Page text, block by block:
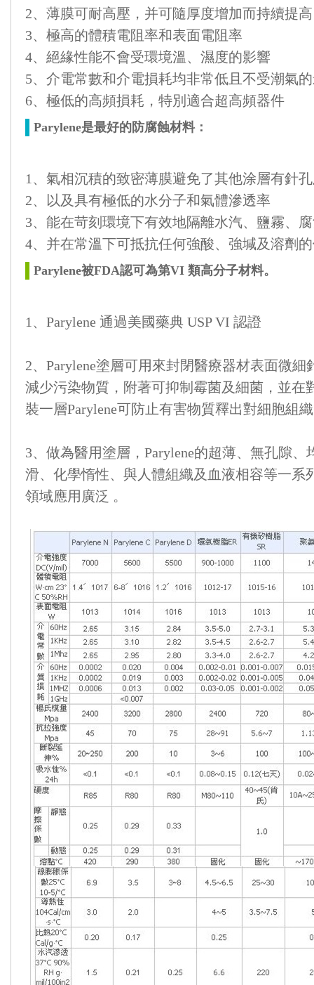
2、薄膜可耐高壓，并可隨厚度增加而持續提高
3、極高的體積電阻率和表面電阻率
4、絕緣性能不會受環境溫、濕度的影響
5、介電常數和介電損耗均非常低且不受潮氣
6、極低的高頻損耗，特別適合超高頻器件
Parylene是最好的防腐蝕材料：
1、氣相沉積的致密薄膜避免了其他涂層有針
2、以及具有極低的水分子和氣體滲透率
3、能在苛刻環境下有效地隔離水汽、鹽霧、
4、并在常溫下可抵抗任何強酸、強堿及溶劑
Parylene被FDA認可為第VI 類高分子材料。
1、Parylene 通過美國藥典 USP VI 認證
2、Parylene塗層可用來封閉醫療器材表面微
減少污染物質，附著可抑制霉菌及細菌，並在
裝一層Parylene可防止有害物質釋出對細胞組
3、做為醫用塗層，Parylene的超薄、無孔隙
滑、化學惰性、與人體組織及血液相容等一系
領域應用廣泛 。